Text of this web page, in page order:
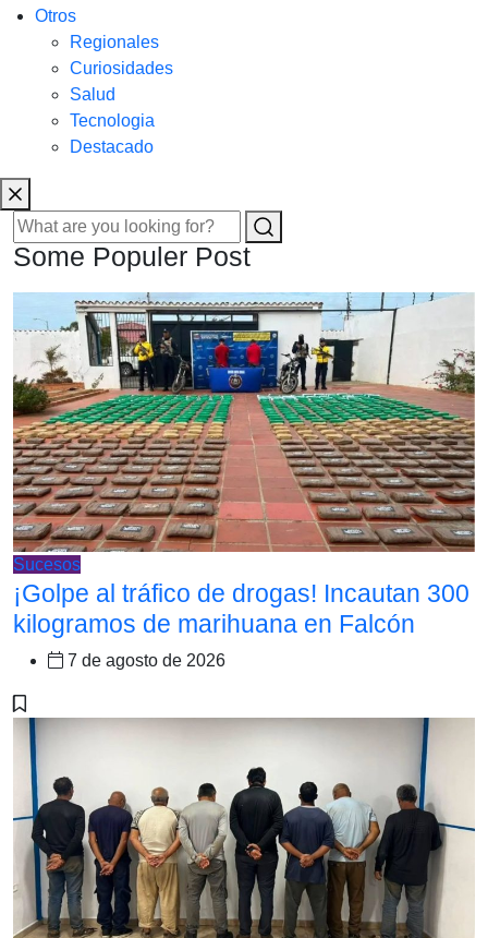
Otros
Regionales
Curiosidades
Salud
Tecnologia
Destacado
Some Populer Post
Sucesos
¡Golpe al tráfico de drogas! Incautan 300
kilogramos de marihuana en Falcón
7 de agosto de 2026